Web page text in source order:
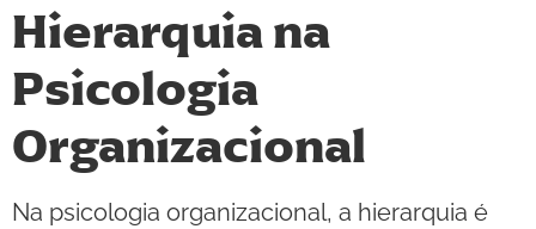
Hierarquia na
Psicologia
Organizacional
Na psicologia organizacional, a hierarquia é